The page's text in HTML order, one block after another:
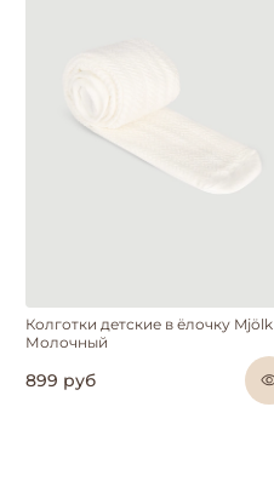
Колготки детские в ёлочку Mjölk
Молочный
899 руб